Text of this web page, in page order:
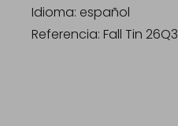
Idioma: español
Referencia: Fall Tin 26Q3